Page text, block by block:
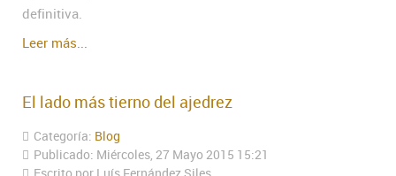
definitiva.
Leer más...
El lado más tierno del ajedrez
Categoría: Blog
Publicado: Miércoles, 27 Mayo 2015 15:21